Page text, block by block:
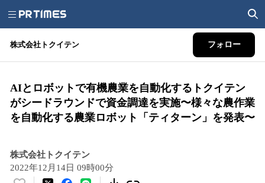
株式会社トクイテン フォロー
AIとロボットで有機農業を自動化するトクイテン
がシードラウンドで資金調達を実施〜様々な農作業
を自動化する農業ロボット「ティターン」を発表〜
株式会社トクイテン
2022年12月14日 09時00分